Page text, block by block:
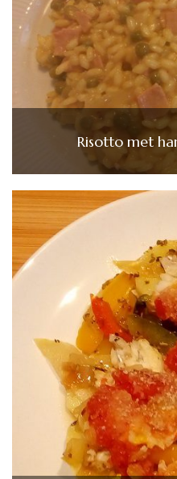
Risotto met